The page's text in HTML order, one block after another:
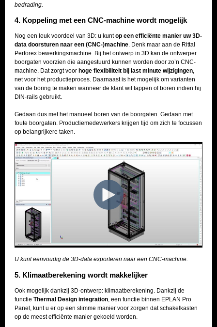
bedrading.
4. Koppeling met een CNC-machine wordt mogelijk
Nog een leuk voordeel van 3D: u kuntop een efficiënte manier uw 3D-
data doorsturen naar een (CNC-)machine . Denk maar aan de Rittal
Perforex bewerkingsmachine. Bij het ontwerp in 3D kan de ontwerper
boorgaten voorzien die aangestuurd kunnen worden door zo’n CNC-
machine. Dat zorgt voor hoge flexibiliteit bij last minute wijzigingen
net voor het productieproces. Daarnaast is het mogelijk om varianten
van de boring te maken wanneer de klant wil tappen of boren indien hij
DIN-rails gebruikt.
Gedaan dus met het manueel boren van de boorgaten. Gedaan met
foute boorgaten. Productiemedewerkers krijgen tijd om zich te focussen
op belangrijkere taken.
U kunt eenvoudig de 3D-data exporteren naar een CNC-machine.
5. Klimaatberekening wordt makkelijker
Ook mogelijk dankzij 3D-ontwerp: klimaatberekening. Dankzij de
functie Thermal Design integration, een functie binnen EPLAN Pro
Panel, kunt u er op een slimme manier voor zorgen dat schakelkasten
op de meest efficiënte manier gekoeld worden.